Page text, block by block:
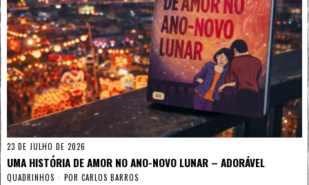
23 DE JULHO DE 2026
UMA HISTÓRIA DE AMOR NO ANO-NOVO LUNAR – ADORÁVEL
QUADRINHOS POR CARLOS BARROS